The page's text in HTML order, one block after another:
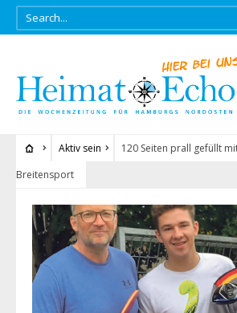
Aktiv sein
120 Seiten prall gefüllt
Breitensport